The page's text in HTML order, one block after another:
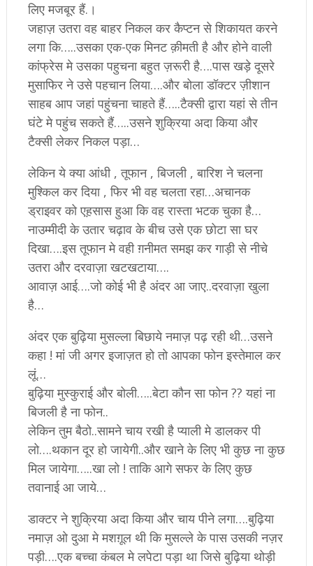
लिए मजबूर हैं.।
जहाज़ उतरा वह बाहर निकल कर कैप्टन से शिकायत करने
लगा कि…..उसका एक-एक मिनट क़ीमती है और होने वाली
कांफ्रेस मे उसका पहुचना बहुत ज़रूरी है….पास खड़े दूसरे
मुसाफिर ने उसे पहचान लिया….और बोला डॉक्टर ज़ीशान
साहब आप जहां पहुंचना चाहते हैं…..टैक्सी द्वारा यहां से तीन
घंटे मे पहुंच सकते हैं…..उसने शुक्रिया अदा किया और
टैक्सी लेकर निकल पड़ा…
लेकिन ये क्या आंधी , तूफान , बिजली , बारिश ने चलना
मुश्किल कर दिया , फिर भी वह चलता रहा…अचानक
ड्राइवर को एह़सास हुआ कि वह रास्ता भटक चुका है…
नाउम्मीदी के उतार चढ़ाव के बीच उसे एक छोटा सा घर
दिखा….इस तूफान मे वही ग़नीमत समझ कर गाड़ी से नीचे
उतरा और दरवाज़ा खटखटाया….
आवाज़ आई….जो कोई भी है अंदर आ जाए..दरवाज़ा खुला
है…
अंदर एक बुढ़िया मुसल्ला बिछाये नमाज़ पढ़ रही थी…उसने
कहा ! मां जी अगर इजाज़त हो तो आपका फोन इस्तेमाल कर
लूं…
बुढ़िया मुस्कुराई और बोली…..बेटा कौन सा फोन ?? यहां ना
बिजली है ना फोन..
लेकिन तुम बैठो..सामने चाय रखी है प्याली मे डालकर पी
लो….थकान दूर हो जायेगी..और खाने के लिए भी कुछ ना कुछ
मिल जायेगा…..खा लो ! ताकि आगे सफर के लिए कुछ
तवानाई आ जाये…
डाक्टर ने शुक्रिया अदा किया और चाय पीने लगा….बुढ़िया
नमाज़ ओ दुआ मे मशग़ूल थी कि मुसल्ले के पास उसकी नज़र
पड़ी….एक बच्चा कंबल मे लपेटा पड़ा था जिसे बुढ़िया थोड़ी